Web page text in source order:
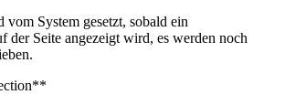
vom System gesetzt, sobald ein
der Seite angezeigt wird, es werden noch